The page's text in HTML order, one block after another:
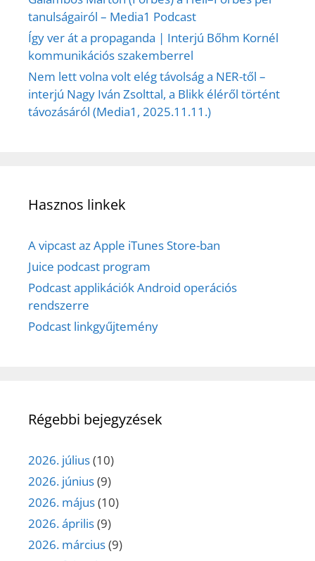
tanulságairól – Media1 Podcast
Így ver át a propaganda | Interjú Bőhm Kornél
kommunikációs szakemberrel
Nem lett volna volt elég távolság a NER-től –
interjú Nagy Iván Zsolttal, a Blikk éléről történt
távozásáról (Media1, 2025.11.11.)
Hasznos linkek
A vipcast az Apple iTunes Store-ban
Juice podcast program
Podcast applikációk Android operációs
rendszerre
Podcast linkgyűjtemény
Régebbi bejegyzések
2026. július(10)
2026. június(9)
2026. május(10)
2026. április(9)
2026. március(9)